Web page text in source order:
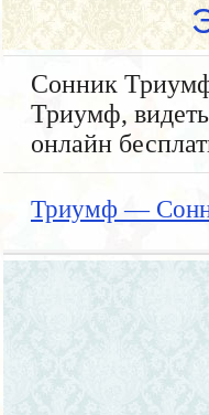
Сонник
Триумф,
онлайн
Триумф —